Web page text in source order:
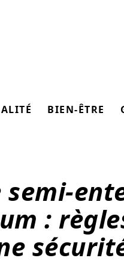
BIEN-ÊTRE
semi-
: